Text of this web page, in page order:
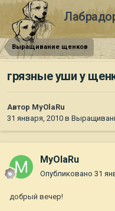
Выращивание щенков
грязные уши у
Автор MyOlaRu
31 января, 2010 в
MyOlaRu
Опубликовано 31
добрый вечер!